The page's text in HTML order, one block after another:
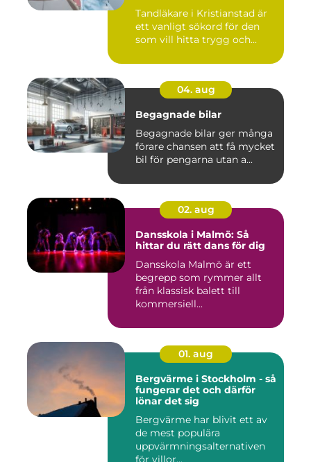
Tandläkare i Kristianstad är
ett vanligt sökord för den
som vill hitta trygg och...
04. aug
Begagnade bilar
Begagnade bilar ger många
förare chansen att få mycket
bil för pengarna utan a...
02. aug
Dansskola i Malmö: Så
hittar du rätt dans för dig
Dansskola Malmö är ett
begrepp som rymmer allt
från klassisk balett till
kommersiell...
01. aug
Bergvärme i Stockholm - så
fungerar det och därför
lönar det sig
Bergvärme har blivit ett av
de mest populära
uppvärmningsalternativen
för villor...